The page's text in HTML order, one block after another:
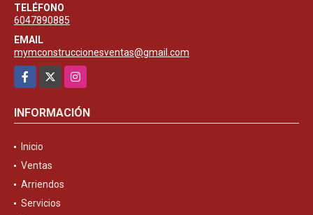
TELÉFONO
6047890885
EMAIL
mymconstruccionesventas@gmail.com
Facebook
Instagram
INFORMACIÓN
Inicio
Ventas
Arriendos
Servicios